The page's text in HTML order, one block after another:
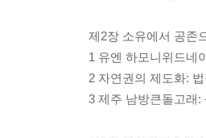
제2장 소유에서 공존
1 유엔 하모니위드네
2 자연권의 제도화:
3 제주 남방큰돌고래